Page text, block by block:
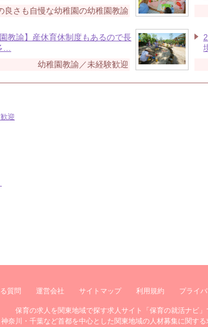
良さも自慢な幼稚園の幼稚園教諭
教諭】産休育休制度もあるので長
…
幼稚園教諭／未経験歓迎
迎
質問 運営会社 サイトマップ 利用規約 プライ
保育の求人を関東地域で探す求人サイト「保育の就活ナビ
奈川・千葉など首都を中心とした関東地域の人材募集に関する